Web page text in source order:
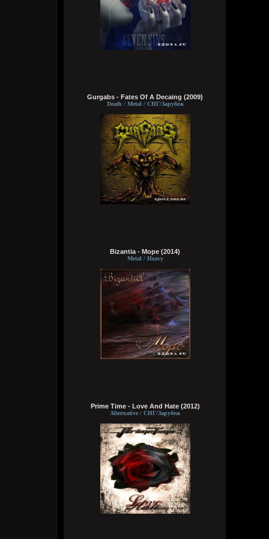
typical crabs
Вчера в 18:03:33
вот шок и оксимирон ахуееный батл.
Вчера в 18:00:43
а видосы то остались
Bestial
Вчера в 17:59:12
Ну лежит, то и упало
typical crabs
Вчера в 17:57:59
Кукуня
Вчера в 16:16:37
столько же. Получается она и не стареет
даже, ей все время 60
Кукуня
Вчера в 16:15:29
Gurgabs - Fates Of A Decaing (2009)
Death / Metal / СНГ/Зарубеж
Bizantia - Море (2014)
Metal / Heavy
Prime Time - Love And Hate (2012)
Alternative / СНГ/Зарубеж